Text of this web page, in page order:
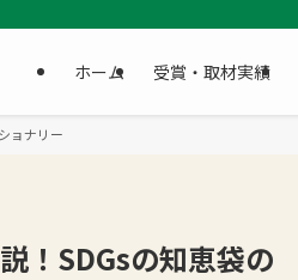
ホーム 受賞・取材実績
ョナリー
！SDGsの知恵袋の